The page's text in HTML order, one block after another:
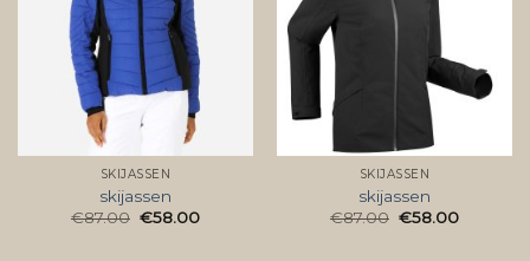
SKIJASSEN
skijassen
€87.00 €58.00
SKIJASSEN
skijassen
€87.00 €58.00